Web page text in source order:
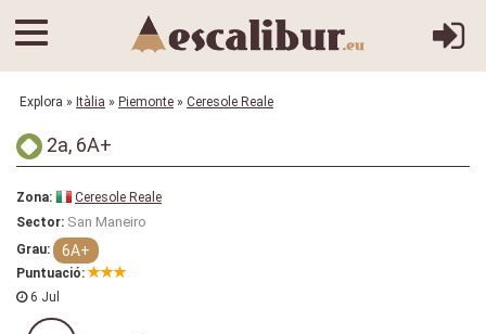
Explora » Itàlia » Piemonte » Ceresole Reale
2a, 6A+
Zona:
Ceresole Reale
Sector: San Maneiro
Grau: 6A+
Puntuació:
6 Jul